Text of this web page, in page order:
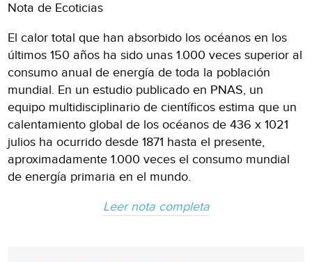
Nota de Ecoticias
El calor total que han absorbido los océanos en los
últimos 150 años ha sido unas 1.000 veces superior al
consumo anual de energía de toda la población
mundial. En un estudio publicado en PNAS, un
equipo multidisciplinario de científicos estima que un
calentamiento global de los océanos de 436 x 1021
julios ha ocurrido desde 1871 hasta el presente,
aproximadamente 1.000 veces el consumo mundial
de energía primaria en el mundo.
Leer nota completa